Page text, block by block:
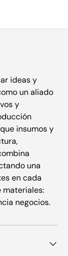
ideas y
un aliado
y
insumos y
una
en cada
materiales:
negocios.